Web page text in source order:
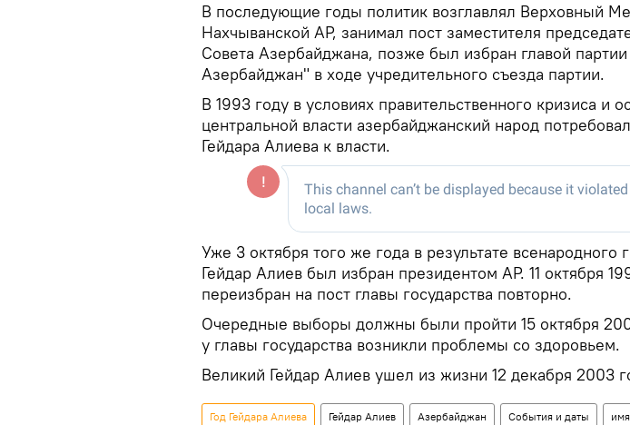
В последующие годы политик возглавлял Верховный
Нахчыванской АР, занимал пост заместителя
Совета Азербайджана, позже был избран главой
Азербайджан" в ходе учредительного съезда партии.
В 1993 году в условиях правительственного кризиса и
центральной власти азербайджанский народ
Гейдара Алиева к власти.
Уже 3 октября того же года в результате всенародного
Гейдар Алиев был избран президентом АР. 11 октября
переизбран на пост главы государства повторно.
Очередные выборы должны были пройти 15 октября
у главы государства возникли проблемы со здоровьем.
Великий Гейдар Алиев ушел из жизни 12 декабря 2003
Год Гейдара Алиева Гейдар Алиев Азербайджан События и даты имя